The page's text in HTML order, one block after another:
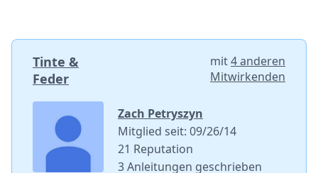
Tinte &
Feder
mit4 anderen
Mitwirkenden
Zach Petryszyn
Mitglied seit: 09/26/14
21 Reputation
3 Anleitungen geschrieben